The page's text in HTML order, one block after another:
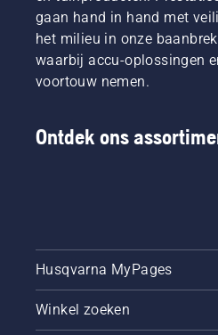
gaan hand in hand met
het milieu in onze
waarbij accu-oplossingen
voortouw nemen.
Ontdek ons
Husqvarna MyPages
Winkel zoeken